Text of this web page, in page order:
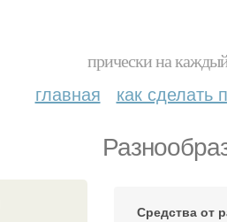
прически на
главная как сделать
Средства от